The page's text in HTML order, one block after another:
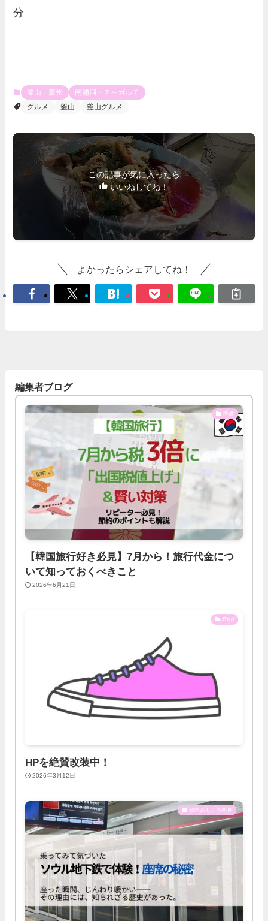
分
釜山・慶州
南浦洞・チャガルチ
グルメ
釜山 釜山グルメ
この記事が気に入ったら
いいねしてね！
よかったらシェアしてね！
編集者ブログ
準備
【韓国旅行好き必見】7月から！旅行代金につ
いて知っておくべきこと
2026年6月21日
Blog
HPを絶賛改装中！
2026年3月12日
韓国おもしろ発見